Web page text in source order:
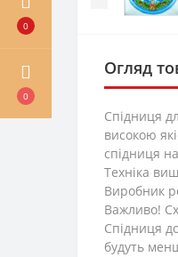
0
0
Огляд
Спідниця
високою
спідниця
Техніка
Виробник
Важливо!
Спідниця
будуть